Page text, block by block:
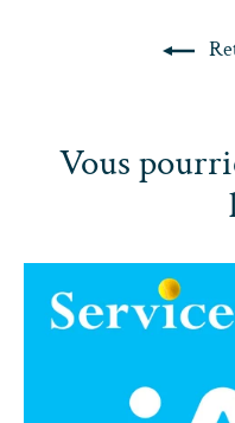
Vous